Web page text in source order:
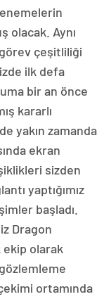
olacak. Aynı
çeşitliliği
ilk defa
bir an önce
kararlı
yakın zamanda
ekran
sizden
yaptığımız
başladı.
Dragon
olarak
ortamında